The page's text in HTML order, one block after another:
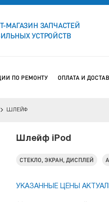
МАГАЗИН ЗАПЧАСТЕЙ
УСТРОЙСТВ
ПО РЕМОНТУ ОПЛАТА И
ШЛЕЙФ
Шлейф iPod
СТЕКЛО, ЭКРАН, ДИСПЛЕЙ
УКАЗАННЫЕ ЦЕНЫ